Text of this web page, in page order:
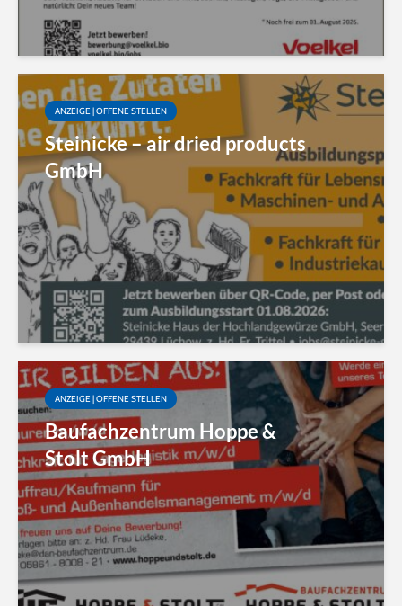
ANZEIGE | OFFENE STELLEN
Steinicke – air dried products
GmbH
ANZEIGE | OFFENE STELLEN
Baufachzentrum Hoppe &
Stolt GmbH